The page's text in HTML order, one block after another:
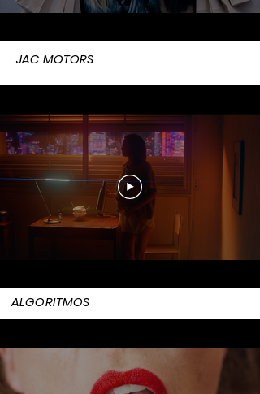
JAC MOTORS
ALGORITMOS